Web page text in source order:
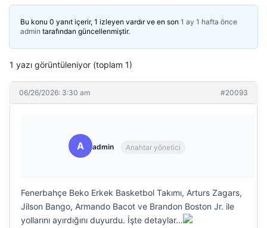
Bu konu 0 yanıt içerir, 1 izleyen vardır ve en son 1 ay 1 hafta önce
admin tarafından güncellenmiştir.
1 yazı görüntüleniyor (toplam 1)
06/26/2026: 3:30 am #20093
A admin Anahtar yönetici
Fenerbahçe Beko Erkek Basketbol Takımı, Arturs Zagars,
Jilson Bango, Armando Bacot ve Brandon Boston Jr. ile
yollarını ayırdığını duyurdu. İşte detaylar…